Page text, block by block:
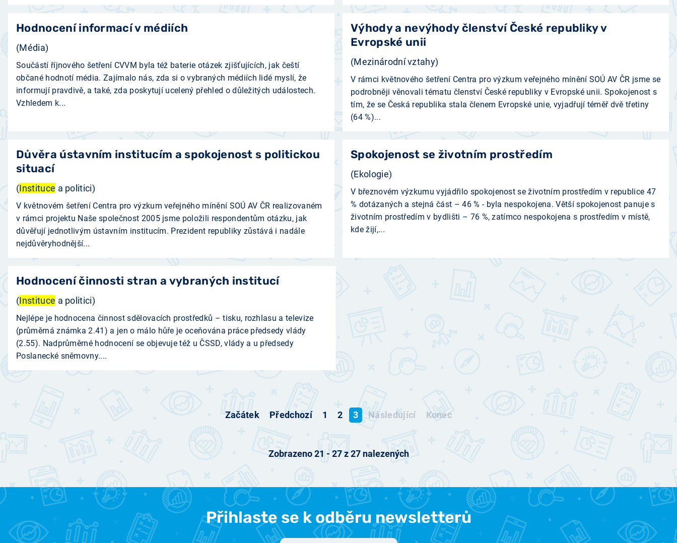
Hodnocení informací v médiích
(Média)
Součástí říjnového šetření CVVM byla též baterie otázek zjišťujících, jak čeští
občané hodnotí média. Zajímalo nás, zda si o vybraných médiích lidé myslí, že
informují pravdivě, a také, zda poskytují ucelený přehled o důležitých událostech.
Vzhledem k...
Výhody a nevýhody členství České republiky v
Evropské unii
(Mezinárodní vztahy)
V rámci květnového šetření Centra pro výzkum veřejného mínění SOÚ AV ČR jsme se
podrobněji věnovali tématu členství České republiky v Evropské unii. Spokojenost s
tím, že se Česká republika stala členem Evropské unie, vyjadřují téměř dvě třetiny
(64 %)...
Důvěra ústavním institucím a spokojenost s politickou
situací
(Instituce a politici)
V květnovém šetření Centra pro výzkum veřejného mínění SOÚ AV ČR realizovaném
v rámci projektu Naše společnost 2005 jsme položili respondentům otázku, jak
důvěřují jednotlivým ústavním institucím. Prezident republiky zůstává i nadále
nejdůvěryhodnější...
Spokojenost se životním prostředím
(Ekologie)
V březnovém výzkumu vyjádřilo spokojenost se životním prostředím v republice 47
% dotázaných a stejná část – 46 % - byla nespokojena. Větší spokojenost panuje s
životním prostředím v bydlišti – 76 %, zatímco nespokojena s prostředím v místě,
kde žijí,...
Hodnocení činnosti stran a vybraných institucí
(Instituce a politici)
Nejlépe je hodnocena činnost sdělovacích prostředků – tisku, rozhlasu a televize
(průměrná známka 2.41) a jen o málo hůře je oceňována práce předsedy vlády
(2.55). Nadprůměrné hodnocení se objevuje též u ČSSD, vlády a u předsedy
Poslanecké sněmovny....
Začátek Předchozí 1 2 3 Následující Konec
Zobrazeno21 - 27z27nalezených
Přihlaste se k odběru newsletterů